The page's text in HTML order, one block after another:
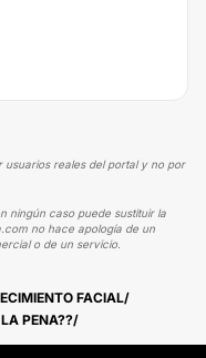
usuarios reales del portal y no por
ningún caso puede sustituir la
no hace apología de un
o de un servicio.
FACIAL
PENA??